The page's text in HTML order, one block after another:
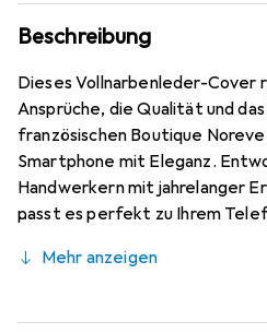
Beschreibung
Dieses Vollnarbenleder-Cover
Ansprüche, die Qualität und
französischen Boutique
Smartphone mit Eleganz.
Handwerkern mit jahrelanger
passt es perfekt zu Ihrem
wird zum schicken und
hochwertigen Produkte ist die
Mehr anzeigen